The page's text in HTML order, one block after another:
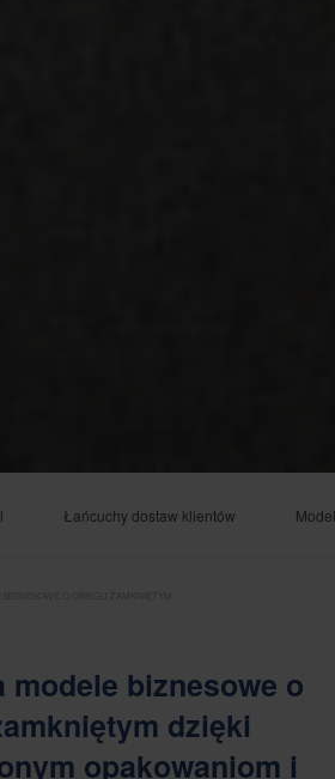
Łańcuchy dostaw klientów
BIZNESOWE O OBIEGU ZAMKNIĘTYM
modele biznesowe o
dzięki
opakowaniom i